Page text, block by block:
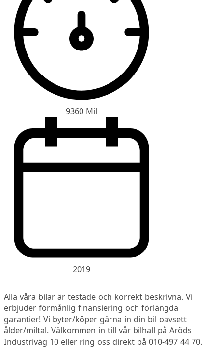
9360 Mil
2019
Alla våra bilar är testade och korrekt beskrivna. Vi
erbjuder förmånlig finansiering och förlängda
garantier! Vi byter/köper gärna in din bil oavsett
ålder/miltal. Välkommen in till vår bilhall på Aröds
Industriväg 10 eller ring oss direkt på 010-497 44 70.